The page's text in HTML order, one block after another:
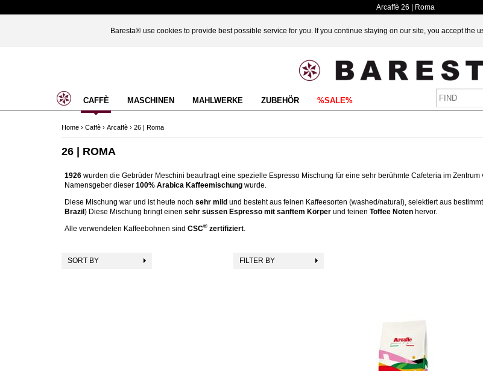
Baresta® use cookies to provide best possible service for you. If you continue staying on our site, you accept the
Arcaffè 26 | Roma
CAFFÈ MASCHINEN MAHLWERKE ZUBEHÖR %SALE%
Home › Caffè › Arcaffè › 26 | Roma
26 | ROMA
1926 wurden die Gebrüder Meschini beauftragt eine spezielle Espresso Mischung für eine sehr berühmte Cafeteria im
Namensgeber dieser 100% Arabica Kaffeemischung wurde.
Diese Mischung war und ist heute noch sehr mild und besteht aus feinen Kaffeesorten (washed/natural), selektiert aus
Brazil) Diese Mischung bringt einen sehr süssen Espresso mit sanftem Körper und feinen Toffee Noten hervor.
Alle verwendeten Kaffeebohnen sind CSC® zertifiziert
SORT BY FILTER BY